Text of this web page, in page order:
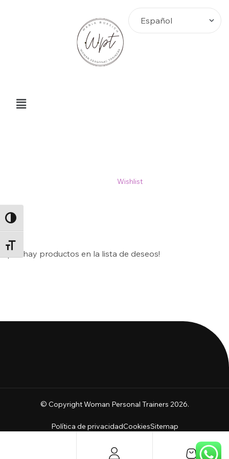
ALTERNAR ALTO CONTRASTE
ALTERNAR TAMAÑO DE LETRA
Wishlist
¡No hay productos en la lista de deseos!
© Copyright Woman Personal Trainers 2026.
Política de privacidadCookiesSitemap